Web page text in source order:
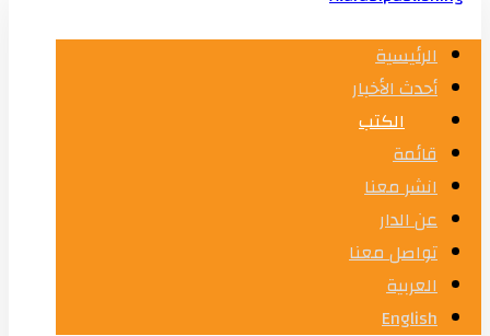
الرئيسية
أحدث الأخبار
الكتب
قائمة
انشر معنا
عن الدار
تواصل معنا
العربية
English